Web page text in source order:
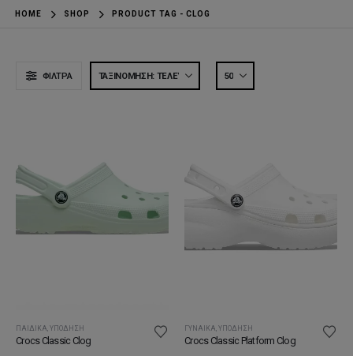
HOME SHOP PRODUCT TAG -CLOG
ΦΊΛΤΡΑ
ΠΑΙΔΙΚΆ ΥΠΌΔΗΣΗ
Crocs Classic Clog
ΓΥΝΑΊΚΑ ΥΠΌΔΗΣΗ
Crocs Classic Platform Clog